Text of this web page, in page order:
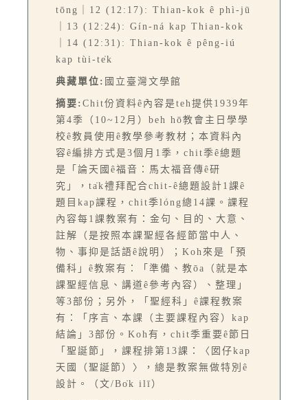
tōng｜12 (12:17): Thian-kok ê phì-jū
｜13 (12:24): Gín-ná kap Thian-kok
｜14 (12:31): Thian-kok ê pêng-iú
kap tùi-te̍k
典藏單位: 國立臺灣文學館
摘要: Chit份資料ê內容是teh提供1939年
第4季（10~12月）beh hō͘教會主日學學
校ê教員使用ê教學參考教材；本資料內
容ê編排方式是3個月1季，chit季ê總題
是「論天國ê福音：馬太福音傳ê研
究」，ta̍k禮拜配合chit-ê總題設計1課ê
題目kap課程，chit季lóng總14課。課程
內容每1課教案有：金句、目的、大意、
註解（是按照本課聖經各經節當中人、
物、事抑是話語ê說明）；Koh來是「預
備科」ê教案有：「準備、教ōa（就是本
課聖經信息、講道ê參考內容）、整理」
等3部份；另外，「聖經科」ê課程教案
有：「序言、本課（主要課程內容）kap
結論」3部份。Koh有，chit季重要ê節日
「聖誕節」，課程排第13課：〈囡仔kap
天國（聖誕節）〉，總是教案無做特別ê
設計。（文/Bo̍k ilī）